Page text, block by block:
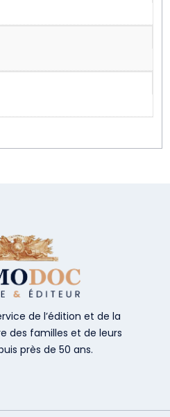
de l’édition et de la
des familles et de leurs
près de 50 ans.